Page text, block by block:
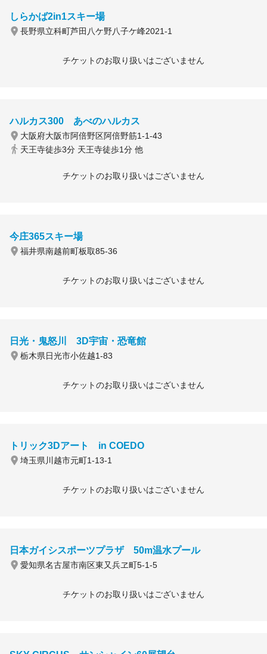
しらかば2in1スキー場
長野県立科町芦田八ケ野八子ケ峰2021-1
チケットのお取り扱いはございません
ハルカス300 あべのハルカス
大阪府大阪市阿倍野区阿倍野筋1-1-43
天王寺徒歩3分 天王寺徒歩1分 他
チケットのお取り扱いはございません
今庄365スキー場
福井県南越前町板取85-36
チケットのお取り扱いはございません
日光・鬼怒川 3D宇宙・恐竜館
栃木県日光市小佐越1-83
チケットのお取り扱いはございません
トリック3Dアート in COEDO
埼玉県川越市元町1-13-1
チケットのお取り扱いはございません
日本ガイシスポーツプラザ 50m温水プール
愛知県名古屋市南区東又兵ヱ町5-1-5
チケットのお取り扱いはございません